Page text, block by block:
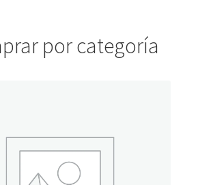
por categoría